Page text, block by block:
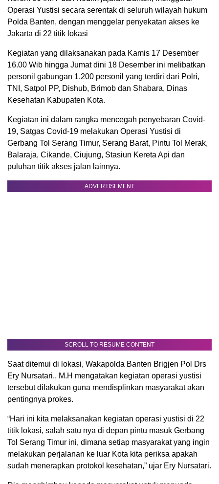
Operasi Yustisi secara serentak di seluruh wilayah hukum
Polda Banten, dengan menggelar penyekatan akses ke
Jakarta di 22 titik lokasi
Kegiatan yang dilaksanakan pada Kamis 17 Desember
16.00 Wib hingga Jumat dini 18 Desember ini melibatkan
personil gabungan 1.200 personil yang terdiri dari Polri,
TNI, Satpol PP, Dishub, Brimob dan Shabara, Dinas
Kesehatan Kabupaten Kota.
Kegiatan ini dalam rangka mencegah penyebaran Covid-
19, Satgas Covid-19 melakukan Operasi Yustisi di
Gerbang Tol Serang Timur, Serang Barat, Pintu Tol Merak,
Balaraja, Cikande, Ciujung, Stasiun Kereta Api dan
puluhan titik akses jalan lainnya.
ADVERTISEMENT
SCROLL TO RESUME CONTENT
Saat ditemui di lokasi, Wakapolda Banten Brigjen Pol Drs
Ery Nursatari., M.H mengatakan kegiatan operasi yustisi
tersebut dilakukan guna mendisplinkan masyarakat akan
pentingnya prokes.
“Hari ini kita melaksanakan kegiatan operasi yustisi di 22
titik lokasi, salah satu nya di depan pintu masuk Gerbang
Tol Serang Timur ini, dimana setiap masyarakat yang ingin
melakukan perjalanan ke luar Kota kita periksa apakah
sudah menerapkan protokol kesehatan,” ujar Ery Nursatari.